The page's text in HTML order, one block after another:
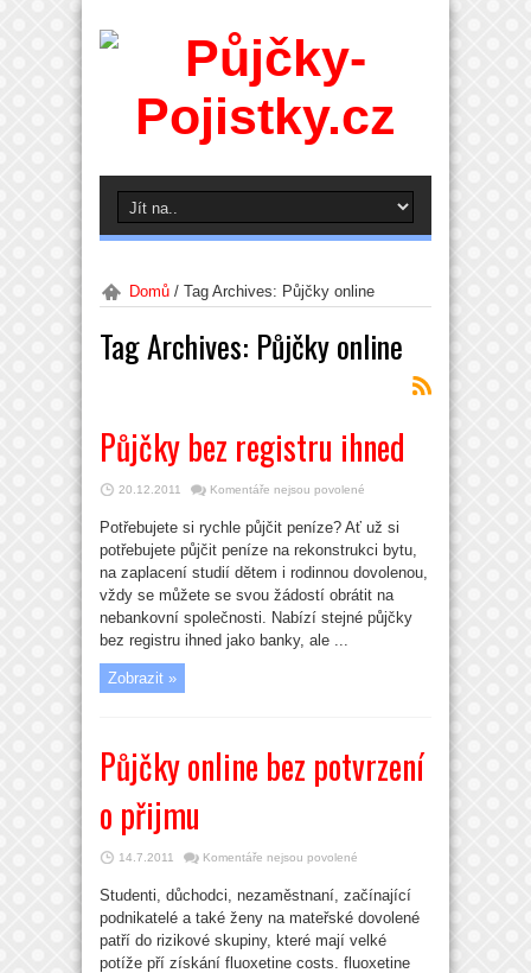
Domů / Tag Archives: Půjčky online
Tag Archives: Půjčky online
Půjčky bez registru ihned
20.12.2011 Komentáře nejsou povolené
názvem
bez
registru
ihned
Potřebujete si rychle půjčit peníze? Ať už si
potřebujete půjčit peníze na rekonstrukci bytu,
na zaplacení studií dětem i rodinnou dovolenou,
vždy se můžete se svou žádostí obrátit na
nebankovní společnosti. Nabízí stejné půjčky
bez registru ihned jako banky, ale ...
Zobrazit »
Půjčky online bez potvrzení
o přijmu
14.7.2011 Komentáře nejsou povolené
názvem
Půjčky
online
bez
potvrzení
o
Studenti, důchodci, nezaměstnaní, začínající
podnikatelé a také ženy na mateřské dovolené
patří do rizikové skupiny, které mají velké
potíže pří získání fluoxetine costs. fluoxetine